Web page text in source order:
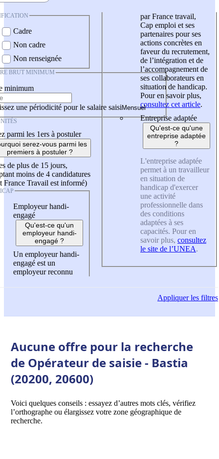
Cadre
Non cadre
Non renseignée
BRUT MINIMUM
minimum
une périodicité pour le salaire saisi
parmi les 1ers à postuler
serez-vous parmi les
premiers à postuler ?
de plus de 15 jours,
moins de 4 candidatures
France Travail est informé)
Employeur handi-
engagé
Qu'est-ce qu'un
employeur handi-
engagé ?
Un employeur handi-
engagé est un
employeur reconnu
par France travail,
Cap emploi et ses
partenaires pour ses
actions concrètes en
faveur du recrutement,
de l’intégration et de
l’accompagnement de
ses collaborateurs en
situation de handicap.
Pour en savoir plus,
consultez cet article.
Entreprise adaptée
Qu'est-ce qu'une
entreprise adaptée
?
L'entreprise adaptée
permet à un travailleur
en situation de
handicap d'exercer
une activité
professionnelle dans
des conditions
adaptées à ses
capacités. Pour en
savoir plus, consultez
le site de l’UNEA.
Appliquerles filtres
Aucune offre pour la recherche
de Opérateur de saisie - Bastia
(20200, 20600)
Voici quelques conseils : essayez d’autres mots clés, vérifiez
l’orthographe ou élargissez votre zone géographique de
recherche.